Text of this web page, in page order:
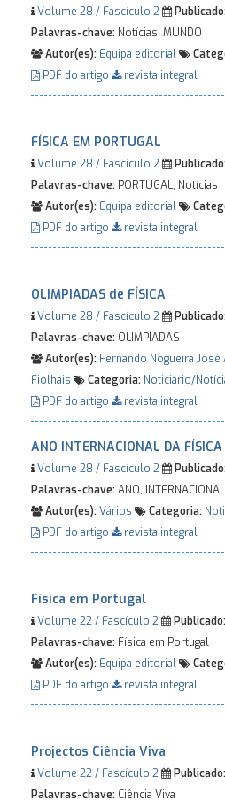
Volume 28 / Fascículo 2
Palavras-chave: Notícias, MUNDO
Autor(es): Equipa editorial
PDF do artigo
revista integral
FÍSICA EM PORTUGAL
Volume 28 / Fascículo 2
Palavras-chave: PORTUGAL, Notícias
Autor(es): Equipa editorial
PDF do artigo
revista integral
OLIMPIADAS de FÍSICA
Volume 28 / Fascículo 2
Palavras-chave: OLIMPÍADAS
Autor(es): Fernando Nogueira José
Fiolhais
Categoria: Noticiário/
PDF do artigo
revista integral
ANO INTERNACIONAL DA
Volume 28 / Fascículo 2
Palavras-chave:ANO,
Autor(es):Vários Categoria:
PDF do artigo
revista integral
Física em Portugal
Volume 22 / Fascículo 2 Publicado:
Palavras-chave: Física em Portugal
Autor(es): Equipa editorial
PDF do artigo
revista integral
Projectos Ciência Viva
Volume 22 / Fascículo 2 Publicado:
Palavras-chave: Ciência Viva